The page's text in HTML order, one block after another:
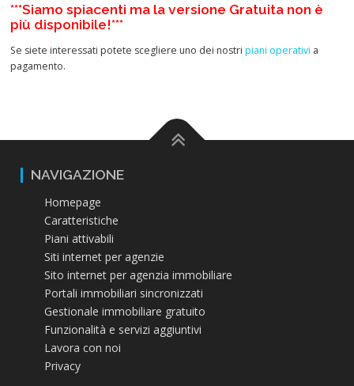
***Siamo spiacenti ma la versione Gratuita non è
più disponibile!***
Se siete interessati potete scegliere uno dei nostripiani operativi a
pagamento.
NAVIGAZIONE
Homepage
Caratteristiche
Piani attivabili
Siti internet per agenzie
Sito internet per agenzia immobiliare
Portali immobiliari sincronizzati
Gestionale immobiliare gratuito
Funzionalità e servizi aggiuntivi
Lavora con noi
Privacy